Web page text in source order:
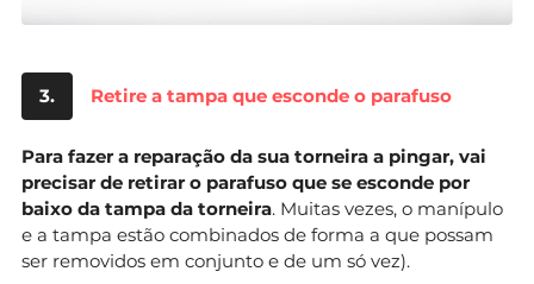
3. Retire a tampa que esconde o parafuso
Para fazer a reparação da sua torneira a pingar, vai
precisar de retirar o parafuso que se esconde por
baixo da tampa da torneira. Muitas vezes, o manípulo
e a tampa estão combinados de forma a que possam
ser removidos em conjunto e de um só vez).